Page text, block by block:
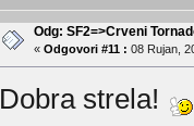
Odg: SF2=>Crveni
« Odgovori #11 : 08 Rujan,
Dobra strela!